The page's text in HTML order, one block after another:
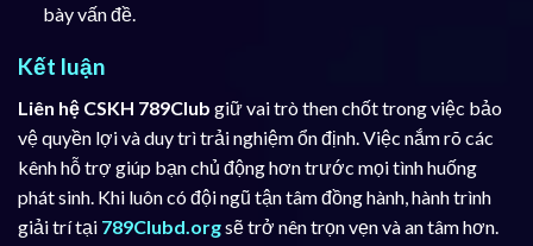
bày vấn đề.
Kết luận
Liên hệ CSKH 789Club giữ vai trò then chốt trong việc bảo
vệ quyền lợi và duy trì trải nghiệm ổn định. Việc nắm rõ các
kênh hỗ trợ giúp bạn chủ động hơn trước mọi tình huống
phát sinh. Khi luôn có đội ngũ tận tâm đồng hành, hành trình
giải trí tại 789Clubd.orgsẽ trở nên trọn vẹn và an tâm hơn.